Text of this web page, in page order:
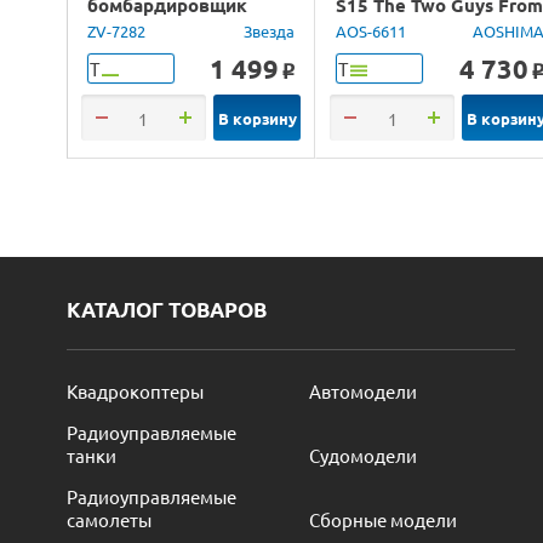
Юнкерс Ju-88, 1/72
ZV-7282 Звезда
Т 1 499 o
В корзину
Tokyo, 1/24
AOS-6611 AOSHIMA
Т 4 730 o
В
КАТАЛОГ ТОВАРОВ
Квадрокоптеры
Автомодели
Радиоуправляемые
танки
Судомодели
Радиоуправляемые
самолеты
Сборные модели